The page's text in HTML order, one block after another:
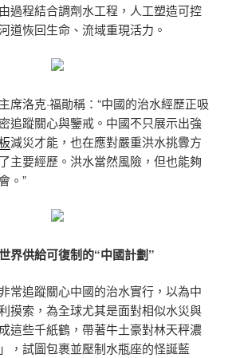
由過程結合調劑水工程，人工塑造可控
道恢回生命、流域重現活力。
席洛克·福勛稱：“中國的治水經歷正吸
追蹤關心與鑒戒。中國不只展示出強
減災才能，也在應對嚴重洪水挑釁方
主要經歷。洪水當然風險，但也能夠
。”
界供給可復制的“中國計劃”
常追蹤關心中國的治水實行，以為中
摸索，為全球尤其是面對相似水災與
這些千紙鶴，帶著牛土豪對林天秤濃
，試圖包裹並壓制水瓶座的怪誕藍